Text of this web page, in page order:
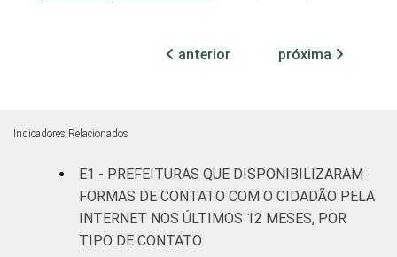
habitantes
Mais de 50
mil até 100
mil
anterior próxima
Indicadores Relacionados
E1 - PREFEITURAS QUE DISPONIBILIZARAM
FORMAS DE CONTATO COM O CIDADÃO PELA
INTERNET NOS ÚLTIMOS 12 MESES, POR
TIPO DE CONTATO